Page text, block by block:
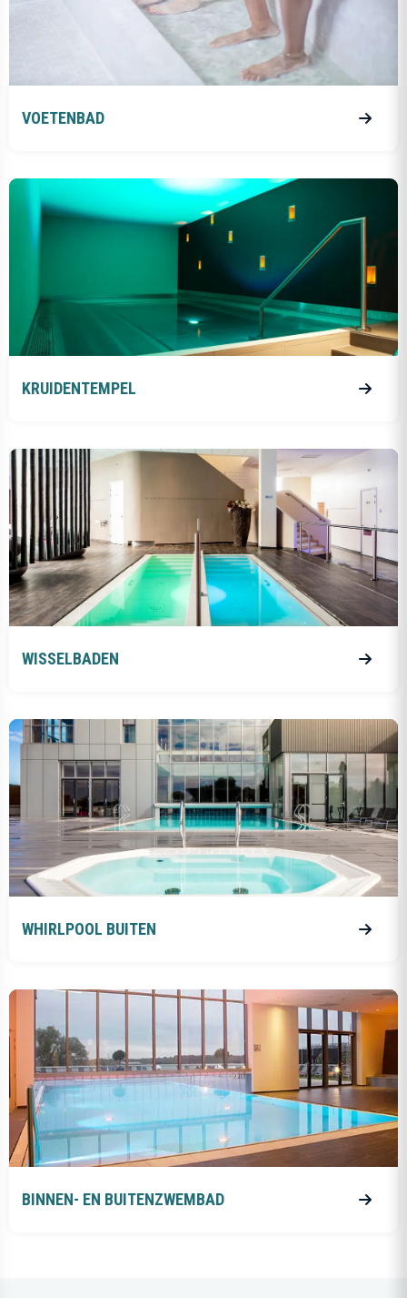
VOETENBAD
KRUIDENTEMPEL
WISSELBADEN
WHIRLPOOL BUITEN
BINNEN- EN BUITENZWEMBAD